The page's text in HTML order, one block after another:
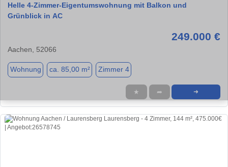
Helle 4-Zimmer-Eigentumswohnung mit Balkon und
Grünblick in AC
249.000 €
Aachen, 52066
Wohnung ca. 85,00 m² Zimmer 4
★ ➦ ➜